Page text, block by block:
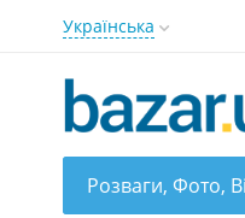
Українська
Розваги, Фото,